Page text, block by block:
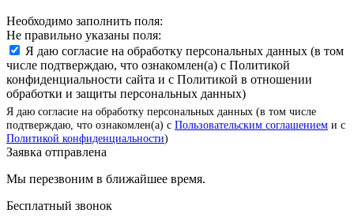
Необходимо заполнить поля:
Не правильно указаны поля:
Я даю согласие на обработку персональных данных (в том
числе подтверждаю, что ознакомлен(а) с Политикой
конфиденциальности сайта и с Политикой в отношении
обработки и защиты персональных данных)
Я даю согласие на обработку персональных данных (в том числе
подтверждаю, что ознакомлен(а) с Пользовательским соглашением и с
Политикой конфиденциальности)
Заявка отправлена
Мы перезвоним в ближайшее время.
Бесплатный звонок